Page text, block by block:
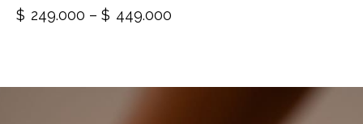
$ 249.000 – $ 449.000